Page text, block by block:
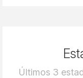
Últimos 3